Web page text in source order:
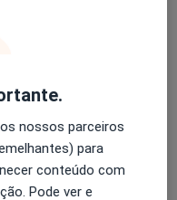
formação
depressão, luto,
e outras
nossos parceiros
para
conteúdo com
Pode ver e